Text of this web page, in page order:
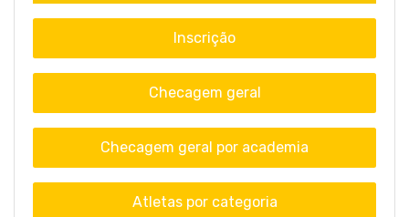
Inscrição
Checagem geral
Checagem geral por academia
Atletas por categoria